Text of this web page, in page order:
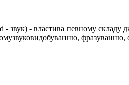
- звук) - властива певному складу
фразуванню,